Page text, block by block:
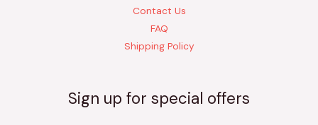
Contact Us
FAQ
Shipping Policy
Sign up for special offers